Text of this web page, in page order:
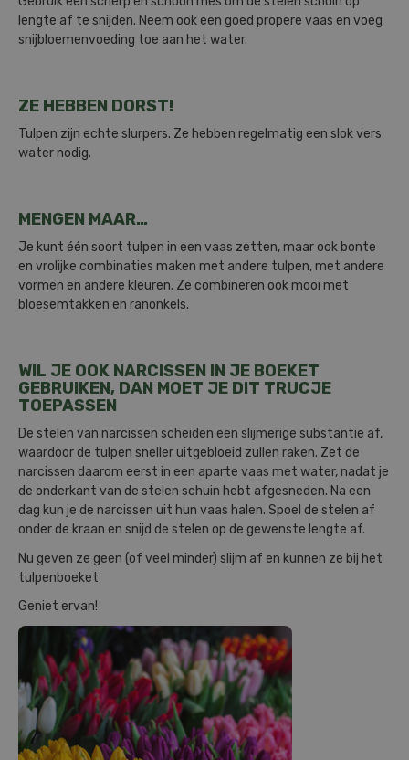
lengte af te snijden. Neem ook een goed propere vaas en voeg
snijbloemenvoeding toe aan het water.
ZE HEBBEN DORST!
Tulpen zijn echte slurpers. Ze hebben regelmatig een slok vers
water nodig.
MENGEN MAAR…
Je kunt één soort tulpen in een vaas zetten, maar ook bonte
en vrolijke combinaties maken met andere tulpen, met andere
vormen en andere kleuren. Ze combineren ook mooi met
bloesemtakken en ranonkels.
WIL JE OOK NARCISSEN IN JE BOEKET
GEBRUIKEN, DAN MOET JE DIT TRUCJE
TOEPASSEN
De stelen van narcissen scheiden een slijmerige substantie af,
waardoor de tulpen sneller uitgebloeid zullen raken. Zet de
narcissen daarom eerst in een aparte vaas met water, nadat je
de onderkant van de stelen schuin hebt afgesneden. Na een
dag kun je de narcissen uit hun vaas halen. Spoel de stelen af
onder de kraan en snijd de stelen op de gewenste lengte af.
Nu geven ze geen (of veel minder) slijm af en kunnen ze bij het
tulpenboeket
Geniet ervan!